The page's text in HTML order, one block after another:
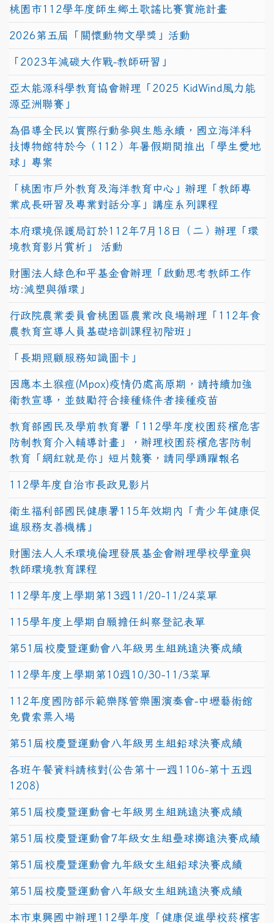
桃園市112學年度師生鄉土歌謠比賽實施計畫
2026第五屆「關懷動物文學獎」活動
「2023年減碳大作戰-教師研習」
亞太能源科學教育協會辦理「2025 KidWind風力能
源亞洲聯賽」
為倡導全民以實際行動參與生態永續，國立海洋科
技博物館特於今（112）年暑假期間推出「學生愛地
球」專案
「桃園市戶外教育及海洋教育中心」辦理「教師專
業成長研習及專業對話分享」講座系列課程
本府環境保護局訂於112年7月18日（二）辦理「環
境教育影片賞析」 活動
財團法人綠色和平基金會辦理「啟動思考教師工作
坊:減塑與循環」
行政院農業委員會桃園區農業改良場辦理「112年食
農教育宣導人員基礎培訓課程初階班」
「長期照顧服務知識圖卡」
因應本土猴痘(Mpox)疫情仍處高原期，請持續加強
衛教宣導，並鼓勵符合接種條件者接種疫苗
教育部國民及學前教育署「112學年度校園菸檳危害
防制教育介入輔導計畫」，辦理校園菸檳危害防制
教育「網紅就是你」短片競賽，請同學踴躍報名
112學年度自治市長政見影片
衛生福利部國民健康署115年效期內「青少年健康促
進服務友善機構」
財團法人人禾環境倫理發展基金會辦理學校學童與
教師環境教育課程
112學年度上學期第13週11/20-11/24菜單
115學年度上學期自願擔任糾察登記表單
第51屆校慶暨運動會八年級男生組跳遠決賽成績
112學年度上學期第10週10/30-11/3菜單
112年度國防部示範樂隊管樂團演奏會-中壢藝術館
免費索票入場
第51屆校慶暨運動會八年級男生組鉛球決賽成績
各班午餐資料請核對(公告第十一週1106-第十五週
1208)
第51屆校慶暨運動會七年級男生組跳遠決賽成績
第51屆校慶暨運動會7年級女生組壘球擲遠決賽成績
第51屆校慶暨運動會九年級女生組鉛球決賽成績
第51屆校慶暨運動會八年級女生組跳遠決賽成績
本市東興國中辦理112學年度「健康促進學校菸檳害